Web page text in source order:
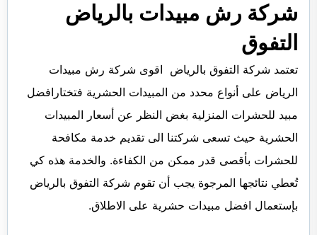
شركة رش مبيدات بالرياض
التفوق
تعتمد شركة التفوق بالرياض اقوى شركة رش مبيدات
الرياض على أنواع محدد من المبيدات الحشرية فتختارافضل
مبيد للحشرات المنزلية بغض النظر عن أسعار المبيدات
الحشرية حيث تسعى شركتنا الى تقديم خدمة مكافحة
للحشرات بأقصى قدر ممكن من الكفاءة. والخدمة هذه كي
تُعطي نتائجها المرجوة يجب أن تقوم شركة التفوق بالرياض
بإستعمال افضل مبيدات حشرية على الاطلاق.